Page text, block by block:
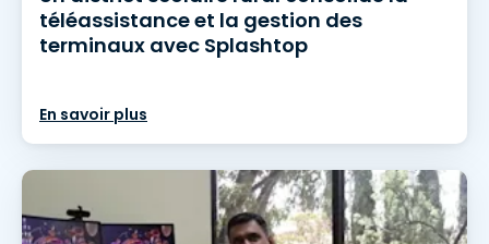
téléassistance et la gestion des
terminaux avec Splashtop
En savoir plus